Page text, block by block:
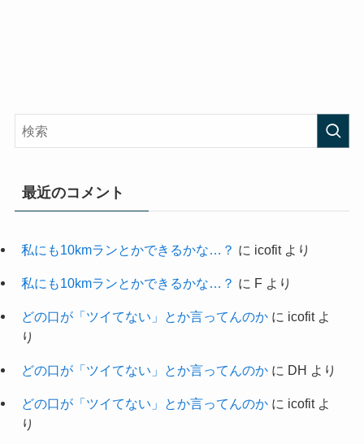
最近のコメント
私にも10kmランとかできるかな…？ に icofitより
私にも10kmランとかできるかな…？ に Fより
どの口が「ツイてない」とか言ってんのかに icofitよ
り
どの口が「ツイてない」とか言ってんのかに DH より
どの口が「ツイてない」とか言ってんのかに icofitよ
り